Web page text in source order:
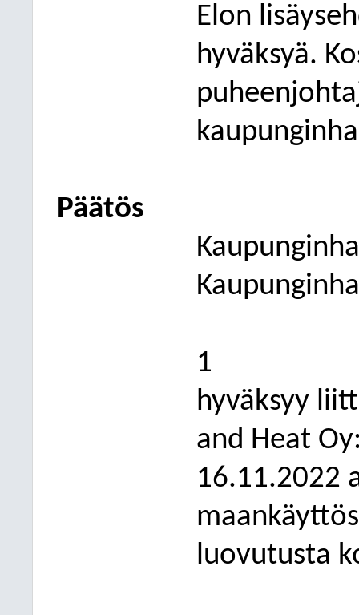
Elon lisäys
hyväksyä.
Päätös
1
hyväksyy
and Heat
16.11.2022
luovutusta